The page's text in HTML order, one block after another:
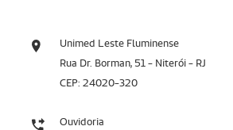
Unimed Leste Fluminense
Rua Dr. Borman, 51 - Niterói - RJ
CEP: 24020-320
Ouvidoria